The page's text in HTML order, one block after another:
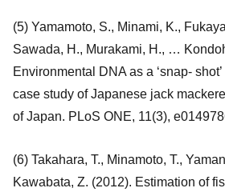
(5) Yamamoto, S., Minami, K.,
Sawada, H., Murakami, H., …
Environmental DNA as a ‘snap‐
case study of Japanese jack
of Japan. PLoS ONE, 11(3),
(6) Takahara, T., Minamoto, T.,
Kawabata, Z. (2012). Estimation of